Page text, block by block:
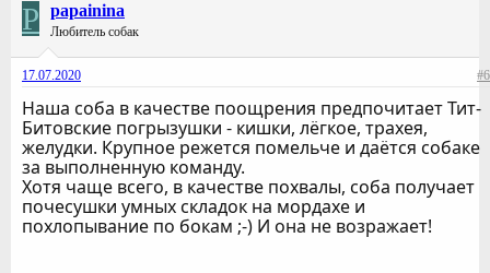
P papainina
Любитель собак
17.07.2020 #6
Наша соба в качестве поощрения предпочитает Тит-
Битовские погрызушки - кишки, лёгкое, трахея,
желудки. Крупное режется помельче и даётся собаке
за выполненную команду.
Хотя чаще всего, в качестве похвалы, соба получает
почесушки умных складок на мордахе и
похлопывание по бокам ;-) И она не возражает!